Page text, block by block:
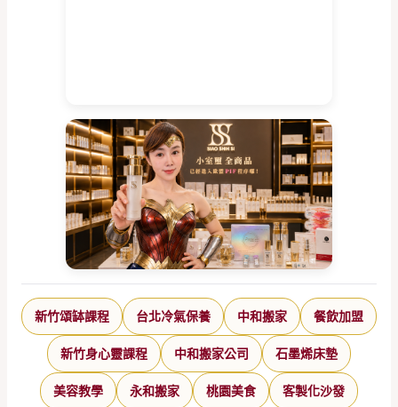
新竹頌缽課程 台北冷氣保養 中和搬家 餐飲加盟
新竹身心靈課程 中和搬家公司 石墨烯床墊
美容教學 永和搬家 桃園美食 客製化沙發